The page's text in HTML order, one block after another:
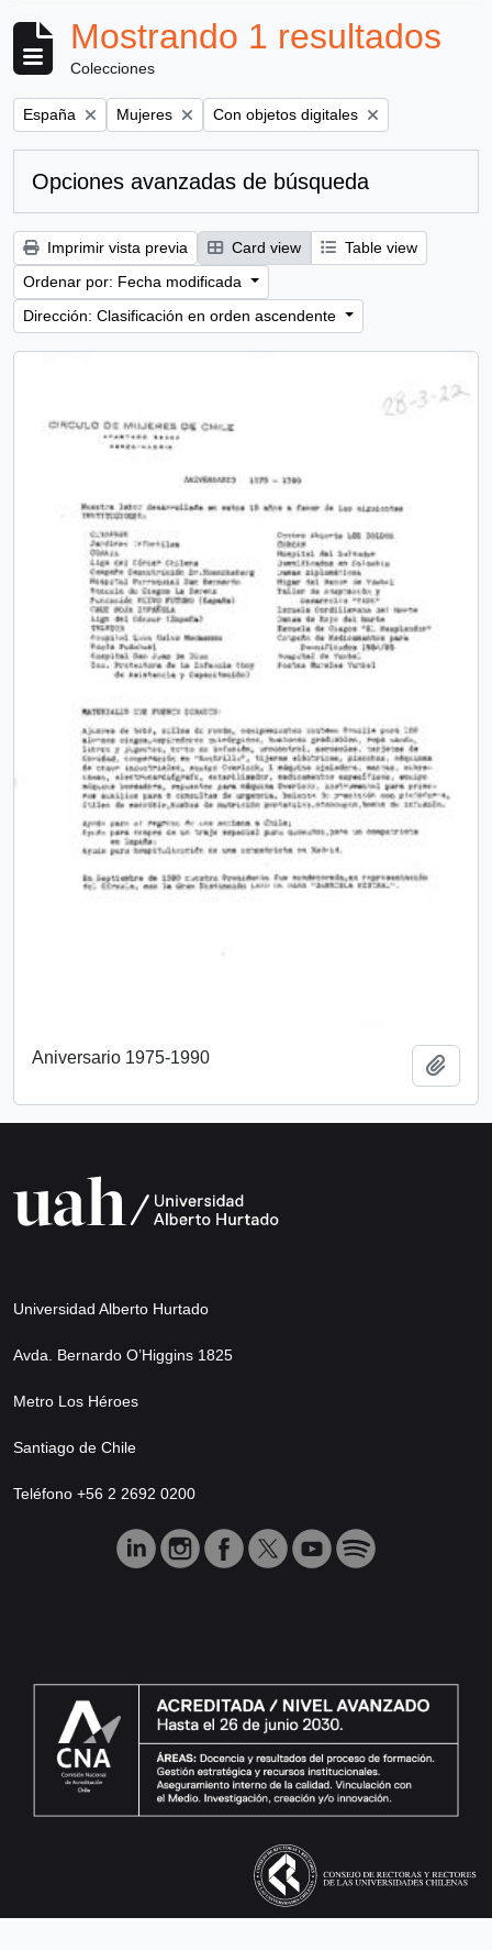
Mostrando 1 resultados
Colecciones
Remove filter:
España Remove filter:
Mujeres Remove filter:
Con objetos digitales
Opciones avanzadas de búsqueda
Imprimir vista previa Card view
Table view
Ordenar por: Fecha modificada
Dirección: Clasificación en orden ascendente
Aniversario 1975-1990
Universidad Alberto Hurtado
Avda. Bernardo O’Higgins 1825
Metro Los Héroes
Santiago de Chile
Teléfono +56 2 2692 0200